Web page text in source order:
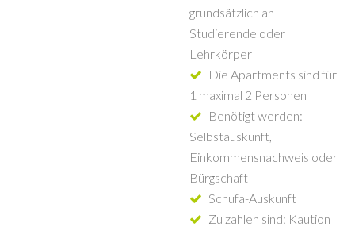
grundsätzlich an
Studierende oder
Lehrkörper
Die Apartments sind für
1 maximal 2 Personen
Benötigt werden:
Selbstauskunft,
Einkommensnachweis oder
Bürgschaft
Schufa-Auskunft
Zu zahlen sind: Kaution